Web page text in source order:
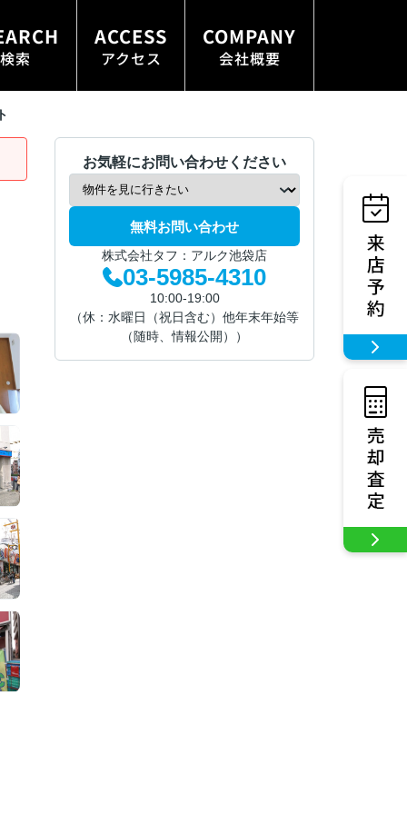
索
ACCESS
アクセス
COMPANY
会社概要
お気軽にお問い合わせください
無料お問い合わせ
株式会社タフ：アルク池袋店
03-5985-4310
10:00-19:00
（休：水曜日（祝日含む）他年末年始等
（随時、情報公開））